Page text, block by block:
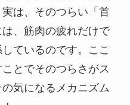
は、そのつらい「首
、筋肉の疲れだけで
ているのです。ここ
とでそのつらさがス
気になるメカニズム